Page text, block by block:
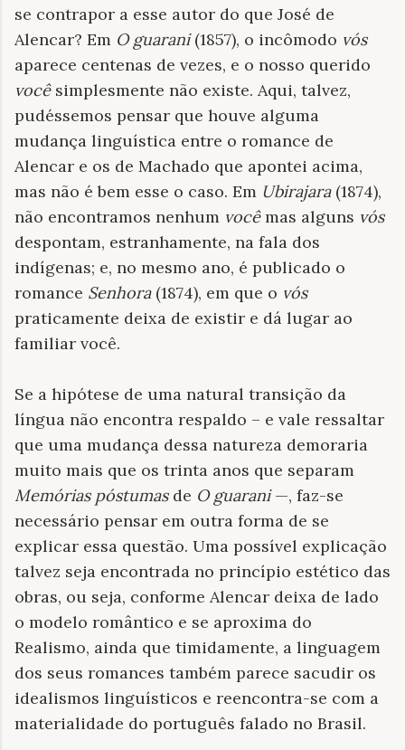
se contrapor a esse autor do que José de
Alencar? Em O guarani(1857), o incômodo vós
aparece centenas de vezes, e o nosso querido
vocêsimplesmente não existe. Aqui, talvez,
pudéssemos pensar que houve alguma
mudança linguística entre o romance de
Alencar e os de Machado que apontei acima,
mas não é bem esse o caso. Em Ubirajara(1874),
não encontramos nenhum vocêmas alguns vós
despontam, estranhamente, na fala dos
indígenas; e, no mesmo ano, é publicado o
romance Senhora(1874), em que o vós
praticamente deixa de existir e dá lugar ao
familiar você.
Se a hipótese de uma natural transição da
língua não encontra respaldo – e vale ressaltar
que uma mudança dessa natureza demoraria
muito mais que os trinta anos que separam
Memórias póstumasde O guarani—, faz-se
necessário pensar em outra forma de se
explicar essa questão. Uma possível explicação
talvez seja encontrada no princípio estético das
obras, ou seja, conforme Alencar deixa de lado
o modelo romântico e se aproxima do
Realismo, ainda que timidamente, a linguagem
dos seus romances também parece sacudir os
idealismos linguísticos e reencontra-se com a
materialidade do português falado no Brasil.